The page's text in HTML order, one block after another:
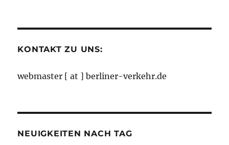
KONTAKT ZU UNS:
webmaster [ at ] berliner-verkehr.de
NEUIGKEITEN NACH TAG